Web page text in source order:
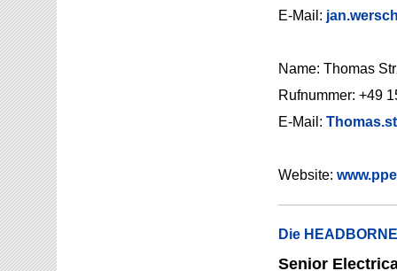
E-Mail:
Name: Thomas
Rufnummer: +49
E-Mail:
Website:
Die
Senior